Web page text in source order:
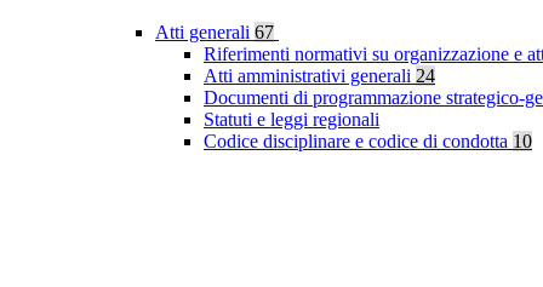
Atti generali 67
Riferimenti normativi su organizzazione e
Atti amministrativi generali 24
Documenti di programmazione strategico-
Statuti e leggi regionali
Codice disciplinare e codice di condotta 10